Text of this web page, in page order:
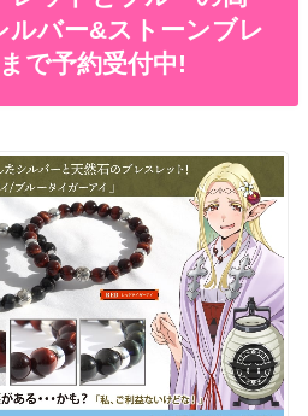
ルバー&ストーンブレ
で予約受付中!